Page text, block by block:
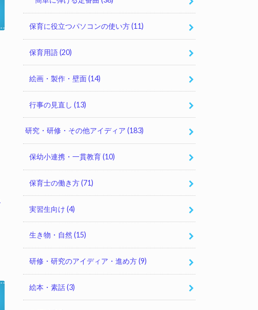
保育に役立つパソコンの使い方(11)
保育用語(20)
絵画・製作・壁面(14)
行事の見直し (13)
研究・研修・その他アイディア(183)
保幼小連携・一貫教育(10)
保育士の働き方(71)
実習生向け (4)
生き物・自然 (15)
研修・研究のアイディア・進め方(9)
絵本・素話(3)